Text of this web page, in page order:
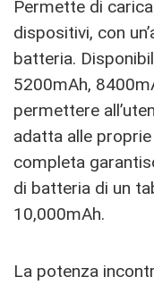
Permette di
dispositivi, con
batteria.
5200mAh,
permettere
adatta alle
completa
di batteria di un
10,000mAh.
La potenza